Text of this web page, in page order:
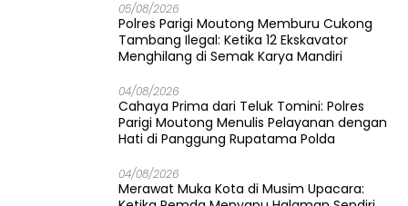
05/08/2026
Polres Parigi Moutong Memburu Cukong
Tambang Ilegal: Ketika 12 Ekskavator
Menghilang di Semak Karya Mandiri
04/08/2026
Cahaya Prima dari Teluk Tomini: Polres
Parigi Moutong Menulis Pelayanan dengan
Hati di Panggung Rupatama Polda
04/08/2026
Merawat Muka Kota di Musim Upacara: